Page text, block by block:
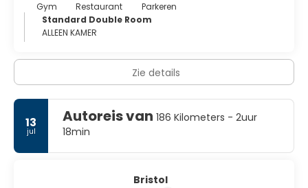
Gym
Restaurant
Parkeren
Standard Double Room
ALLEEN KAMER
Zie details
13
jul
Autoreis van 186 Kilometers - 2uur
18min
Bristol